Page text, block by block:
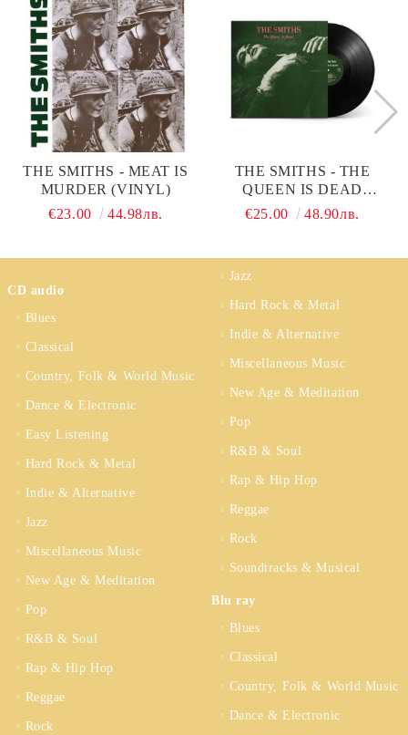
THE SMITHS - MEAT IS
MURDER (VINYL)
€23.00
44.98лв.
THE SMITHS - THE
QUEEN IS DEAD
(REMASTERED) (VINYL)
€25.00 48.90лв.
CD audio
Blues
Classical
Country, Folk & World Music
Dance & Electronic
Easy Listening
Hard Rock & Metal
Indie & Alternative
Jazz
Miscellaneous Music
New Age & Meditation
Pop
R&B & Soul
Rap & Hip Hop
Reggae
Rock
Jazz
Hard Rock & Metal
Indie & Alternative
Miscellaneous Music
New Age & Meditation
Pop
R&B & Soul
Rap & Hip Hop
Reggae
Rock
Soundtracks & Musical
Blu ray
Blues
Classical
Country, Folk & World Music
Dance & Electronic